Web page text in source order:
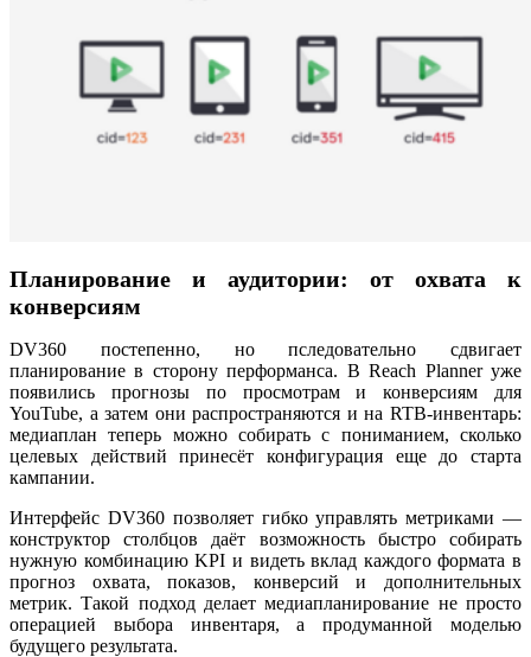
Планирование и аудитории: от охвата к
конверсиям
DV360 постепенно, но пследовательно сдвигает
планирование в сторону перформанса. В Reach Planner уже
появились прогнозы по просмотрам и конверсиям для
YouTube, а затем они распространяются и на RTB-инвентарь:
медиаплан теперь можно собирать с пониманием, сколько
целевых действий принесёт конфигурация еще до старта
кампании.
Интерфейс DV360 позволяет гибко управлять метриками —
конструктор столбцов даёт возможность быстро собирать
нужную комбинацию KPI и видеть вклад каждого формата в
прогноз охвата, показов, конверсий и дополнительных
метрик. Такой подход делает медиапланирование не просто
операцией выбора инвентаря, а продуманной моделью
будущего результата.